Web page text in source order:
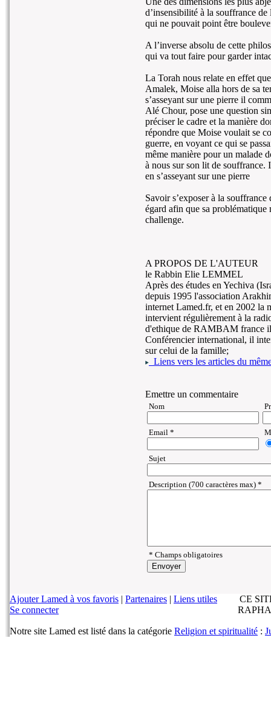
d’insensibilité à la souffrance de
qui ne pouvait point être
A l’inverse absolu de cette
qui va tout faire pour garder
La Torah nous relate en effet
Amalek, Moise alla hors de sa
s’asseyant sur une pierre il
Alé Chour, pose une question
préciser le cadre et la manière
répondre que Moise voulait se
guerre, en voyant ce qui se
même manière pour un malade
à nous sur son lit de souffrance.
en s’asseyant sur une pierre
Savoir s’exposer à la
égard afin que sa
challenge.
A PROPOS DE L'AUTEUR
le Rabbin Elie LEMMEL
Après des études en Yechiva
depuis 1995 l'association
internet Lamed.fr, et en 2002
intervient régulièrement à la
d'ethique de RAMBAM france
Conférencier international, il
sur celui de la famille;
Liens vers les articles du
Emettre un commentaire
Nom
Email *
Sujet
Description (700 caractères max) *
* Champs obligatoires
Ajouter Lamed à vos favoris | Partenaires | Liens utiles
Se connecter
CE
Notre site Lamed est listé dans la catégorie Religion et spiritualité :